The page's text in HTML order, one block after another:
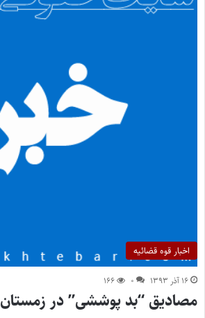
اخبار قوه قضائیه
۱۶ آذر ۱۳۹۳ ۰ ۱۶۶
مصادیق “بد پوششی” در زمستان ۹۳